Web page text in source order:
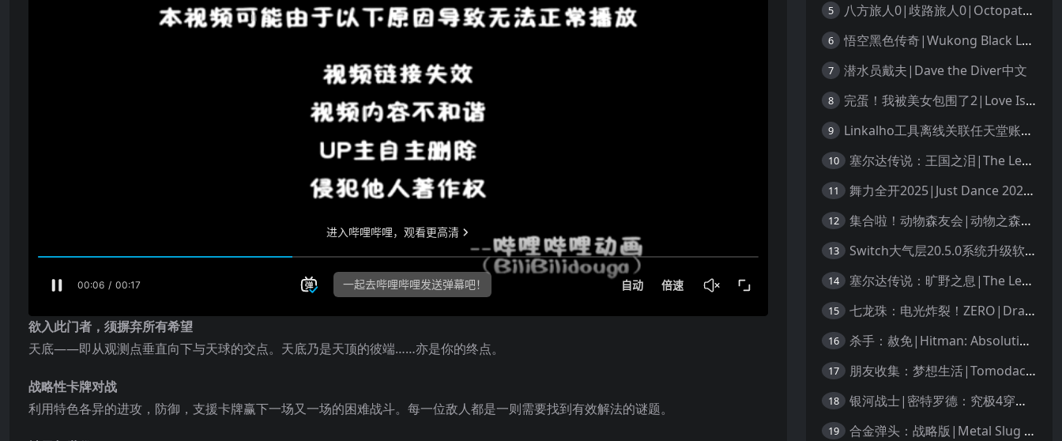
欲入此门者，须摒弃所有希望
天底——即从观测点垂直向下与天球的交点。天底乃是天顶的彼端……亦是你的终点。
战略性卡牌对战
利用特色各异的进攻，防御，支援卡牌赢下一场又一场的困难战斗。每一位敌人都是一则需要找到有效解法的谜题。
5 八方旅人0|歧路旅人0|Octopath Traveler 0中文
6 悟空黑色传奇|Wukong Black Legend
7 潜水员戴夫|Dave the Diver中文
8 完蛋！我被美女包围了2|Love Is All Around 2中文
9 Linkalho工具离线关联任天堂账户教程
10 塞尔达传说：王国之泪|The Legend of Zelda: Tears of the Kingdom中文
11 舞力全开2025|Just Dance 2025中文
12 集合啦！动物森友会|动物之森|Animal Crossing: New Horizons中文
13 Switch大气层20.5.0系统升级软硬破通用教程
14 塞尔达传说：旷野之息|The Legend of Zelda: Breath of the Wild中文
15 七龙珠：电光炸裂！ZERO|Dragon Ball: Sparking! Zero中文
16 杀手：赦免|Hitman: Absolution汉化
17 朋友收集：梦想生活|Tomodachi Life: Living the Dream中文
18 银河战士|密特罗德：究极4穿越未知|Metroid Prime 4: Beyond中文
19 合金弹头：战略版|Metal Slug Tactics中文